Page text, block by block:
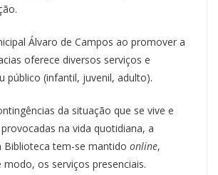
Álvaro de Campos ao promover a
oferece diversos serviços e
público (infantil, juvenil, adulto).
da situação que se vive e
na vida quotidiana, a
Biblioteca tem-se mantido online,
os serviços presenciais.